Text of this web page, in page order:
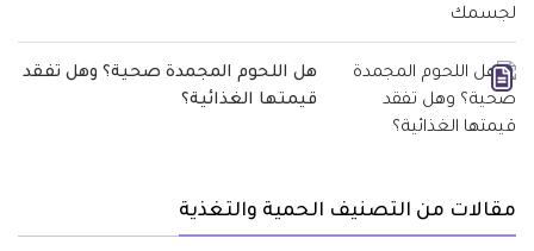
هل اللحوم المجمدة صحية؟ وهل تفقد
قيمتها الغذائية؟
مقالات من التصنيف الحمية والتغذية